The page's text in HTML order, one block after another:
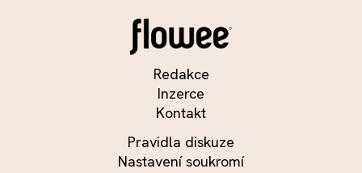
Redakce
Inzerce
Kontakt
Pravidla diskuze
Nastavení soukromí